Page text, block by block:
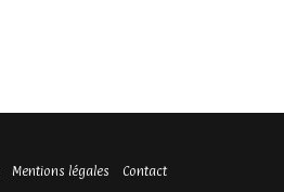
Mentions légales Contact